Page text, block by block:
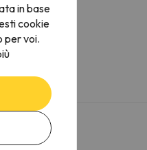
in base
cookie
per voi.